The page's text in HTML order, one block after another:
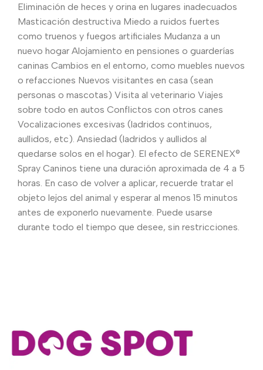
Eliminación de heces y orina en lugares inadecuados
Masticación destructiva Miedo a ruidos fuertes
como truenos y fuegos artificiales Mudanza a un
nuevo hogar Alojamiento en pensiones o guarderías
caninas Cambios en el entorno, como muebles nuevos
o refacciones Nuevos visitantes en casa (sean
personas o mascotas) Visita al veterinario Viajes
sobre todo en autos Conflictos con otros canes
Vocalizaciones excesivas (ladridos continuos,
aullidos, etc). Ansiedad (ladridos y aullidos al
quedarse solos en el hogar). El efecto de SERENEX®
Spray Caninos tiene una duración aproximada de 4 a 5
horas. En caso de volver a aplicar, recuerde tratar el
objeto lejos del animal y esperar al menos 15 minutos
antes de exponerlo nuevamente. Puede usarse
durante todo el tiempo que desee, sin restricciones.